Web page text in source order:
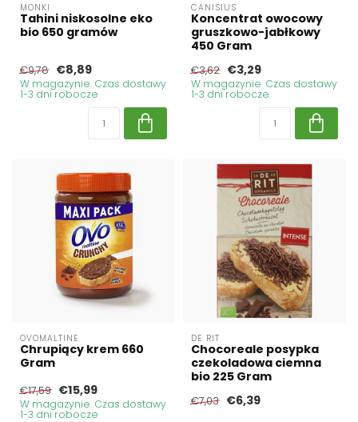
MONKI
Tahini niskosolne eko
bio 650 gramów
€9,78 €8,89
W magazynie. Czas dostawy
1-3 dni robocze
CANISIUS
Koncentrat owocowy
gruszkowo-jabłkowy
450 Gram
€3,62 €3,29
W magazynie. Czas dostawy
1-3 dni robocze
OVOMALTINE
Chrupiący krem 660
Gram
€17,59 €15,99
W magazynie. Czas dostawy
1-3 dni robocze
DE RIT
Chocoreale posypka
czekoladowa ciemna
bio 225 Gram
€7,03 €6,39